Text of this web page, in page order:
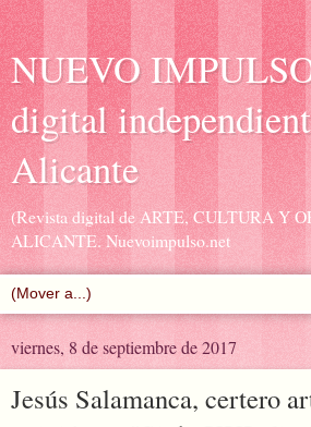
NUEVO
digital
Alicante
(Revista digital de ARTE, CULTURA Y
ALICANTE. Nuevoimpulso.net
viernes, 8 de septiembre de 2017
Jesús Salamanca, certero